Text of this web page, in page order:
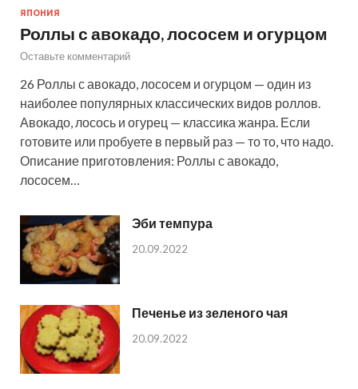
ЯПОНИЯ
Роллы с авокадо, лососем и огурцом
Оставьте комментарий
26 Роллы с авокадо, лососем и огурцом — один из
наиболее популярных классических видов роллов.
Авокадо, лосось и огурец — классика жанра. Если
готовите или пробуете в первый раз — то то, что надо.
Описание приготовления: Роллы с авокадо,
лососем…
Эби темпура
20.09.2022
Печенье из зеленого чая
20.09.2022